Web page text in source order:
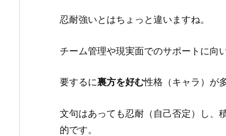
忍耐強いとはちょっと違いますね。
チーム管理や現実面でのサポートに向
要するに裏方を好む性格（キャラ）が
文句はあっても忍耐（自己否定）し、
的です。